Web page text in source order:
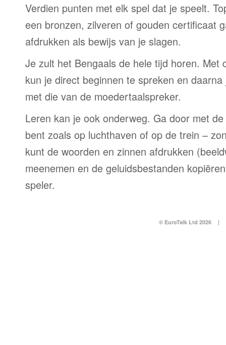
Verdien punten met elk spel dat je speelt.
een bronzen, zilveren of gouden certificaat
afdrukken als bewijs van je slagen.
Je zult het Bengaals de hele tijd horen. Met
kun je direct beginnen te spreken en
met die van de moedertaalspreker.
Leren kan je ook onderweg. Ga door met
bent zoals op luchthaven of op de trein –
kunt de woorden en zinnen afdrukken
meenemen en de geluidsbestanden
speler.
© EuroTalk Ltd 2026 |